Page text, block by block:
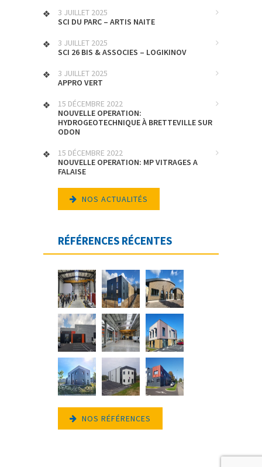
3 JUILLET 2025
SCI DU PARC – ARTIS NAITE
3 JUILLET 2025
SCI 26 BIS & ASSOCIES – LOGIKINOV
3 JUILLET 2025
APPRO VERT
15 DÉCEMBRE 2022
NOUVELLE OPERATION:
HYDROGEOTECHNIQUE À BRETTEVILLE SUR
ODON
15 DÉCEMBRE 2022
NOUVELLE OPERATION: MP VITRAGES A
FALAISE
NOS ACTUALITÉS
RÉFÉRENCES RÉCENTES
NOS RÉFÉRENCES